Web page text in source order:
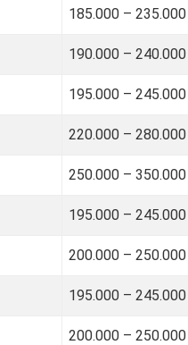
185.000 –
190.000 –
195.000 –
220.000 –
250.000 –
195.000 –
200.000 –
195.000 –
200.000 –